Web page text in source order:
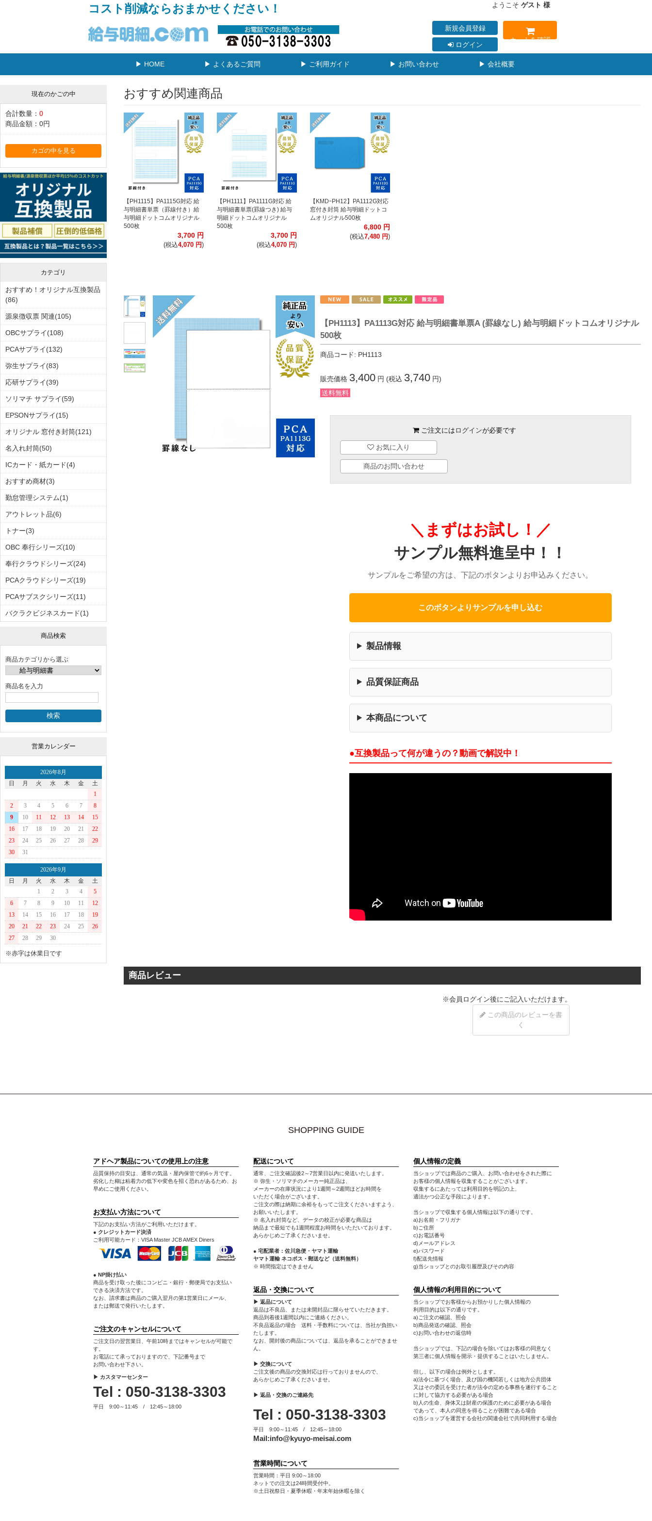
コスト削減ならおまかせください！ ようこそ ゲスト 様
新規会員登録
ログイン
カートを確認
▶ HOME ▶ よくあるご質問 ▶ ご利用ガイド ▶ お問い合わせ ▶ 会社概要
現在のかごの中
合計数量： 0
商品金額： 0円
カゴの中を見る
カテゴリ
おすすめ！オリジナル互換製品
(86)
源泉徴収票 関連(105)
OBCサプライ(108)
PCAサプライ(132)
弥生サプライ(83)
応研サプライ(39)
ソリマチ サプライ(59)
EPSONサプライ(15)
オリジナル 窓付き封筒(121)
名入れ封筒(50)
ICカード・紙カード(4)
おすすめ商材(3)
勤怠管理システム(1)
アウトレット品(6)
トナー(3)
OBC 奉行シリーズ(10)
奉行クラウドシリーズ(24)
PCAクラウドシリーズ(19)
PCAサブスクシリーズ(11)
バクラクビジネスカード(1)
商品検索
商品カテゴリから選ぶ
商品名を入力
営業カレンダー
2026年8月
日
月 火 水 木 金
土
1
2
3 4 5 6 7
8
9
10 11 12 13 14
15
16
17 18 19 20 21
22
23
24 25 26 27 28
29
30
31
2026年9月
日
月 火 水 木 金
土
1
2 3 4
5
6
7 8 9 10 11
12
13
14 15 16 17 18
19
20
21 22 23 24 25
26
27
28 29 30
※赤字は休業日です
おすすめ関連商品
【PH1115】PA1115G対応 給
与明細書単票（罫線付き）給
与明細ドットコムオリジナル
500枚
3,700 円
(税込4,070 円 )
【PH1111】PA1111G対応 給
与明細書単票(罫線つき) 給与
明細ドットコムオリジナル
500枚
3,700円
(税込4,070円 )
【KMDｰPH12】PA1112G対応
窓付き封筒 給与明細ドットコ
ムオリジナル500枚
6,800円
(税込7,480円 )
【PH1113】PA1113G対応 給与明細書単票A (罫線なし) 給与明細ドットコムオリジナル
500枚
商品コード: PH1113
販売価格 3,400円 (税込 3,740円)
送料無料
ご注文にはログインが必要です
お気に入り
商品のお問い合わせ
＼まずはお試し！／
サンプル無料進呈中！！
サンプルをご希望の方は、下記のボタンよりお申込みください。
このボタンよりサンプルを申し込む
製品情報
品質保証商品
本商品について
●互換製品って何が違うの？動画で解説中！
商品レビュー
※会員ログイン後にご記入いただけます。
この商品のレビューを書
く
SHOPPING GUIDE
アドヘア製品についての使用上の注意
品質保持の目安は、通常の気温・屋内保管で約6ヶ月です。
劣化した糊は粘着力の低下や変色を招く恐れがあるため、お
早めにご使用ください。
お支払い方法について
下記のお支払い方法がご利用いただけます。
● クレジットカード決済
ご利用可能カード：VISA Master JCB AMEX Diners
● NP掛け払い
商品を受け取った後にコンビニ・銀行・郵便局でお支払い
できる決済方法です。
なお、請求書は商品のご購入翌月の第1営業日にメール、
または郵送で発行いたします。
ご注文のキャンセルについて
ご注文日の翌営業日、午前10時まではキャンセルが可能で
す。
お電話にて承っておりますので、下記番号まで
お問い合わせ下さい。
▶ カスタマーセンター
Tel : 050-3138-3303
平日 9:00～11:45 / 12:45～18:00
配送について
通常、ご注文確認後2～7営業日以内に発送いたします。
※ 弥生・ソリマチのメーカー純正品は、
メーカーの在庫状況により1週間～2週間ほどお時間を
いただく場合がございます。
ご注文の際は納期に余裕をもってご注文くださいますよう、
お願いいたします。
※ 名入れ封筒など、データの校正が必要な商品は
納品まで最短でも1週間程度お時間をいただいております。
あらかじめご了承くださいませ。
● 宅配業者：佐川急便・ヤマト運輸
ヤマト運輸 ネコポス・郵送など（送料無料）
※ 時間指定はできません
返品・交換について
▶ 返品について
返品は不良品、または未開封品に限らせていただきます。
商品到着後1週間以内にご連絡ください。
不良品返品の場合 送料・手数料については、当社が負担い
たします。
なお、開封後の商品については、返品を承ることができませ
ん。
▶ 交換について
ご注文後の商品の交換対応は行っておりませんので、
あらかじめご了承くださいませ。
▶ 返品・交換のご連絡先
Tel : 050-3138-3303
平日 9:00～11:45 / 12:45～18:00
Mail:info@kyuyo-meisai.com
営業時間について
営業時間：平日 9:00～18:00
ネットでの注文は24時間受付中。
※土日祝祭日・夏季休暇・年末年始休暇を除く
個人情報の定義
当ショップでは商品のご購入、お問い合わせをされた際に
お客様の個人情報を収集することがございます。
収集するにあたっては利用目的を明記の上、
適法かつ公正な手段によります。
当ショップで収集する個人情報は以下の通りです。
a)お名前・フリガナ
b)ご住所
c)お電話番号
d)メールアドレス
e)パスワード
f)配送先情報
g)当ショップとのお取引履歴及びその内容
個人情報の利用目的について
当ショップでお客様からお預かりした個人情報の
利用目的は以下の通りです。
a)ご注文の確認、照会
b)商品発送の確認、照会
c)お問い合わせの返信時
当ショップでは、下記の場合を除いてはお客様の同意なく
第三者に個人情報を開示・提供することはいたしません。
但し、以下の場合は例外とします。
a)法令に基づく場合、及び国の機関若しくは地方公共団体
又はその委託を受けた者が法令の定める事務を遂行すること
に対して協力する必要がある場合
b)人の生命、身体又は財産の保護のために必要がある場合
であって、本人の同意を得ることが困難である場合
c)当ショップを運営する会社の関連会社で共同利用する場合